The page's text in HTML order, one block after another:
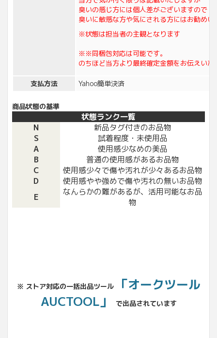
臭いの感じ方には個人差がございますので
臭いに敏感な方や気にされる方にはお勧めい
※状態は担当者の主観となります
※※同梱包対応は可能です。
のちほど当方より最終確定金額をお伝えいた
支払方法 Yahoo簡単決済
商品状態の基準
状態ランク一覧
N
新品タグ付きのお品物
S
試着程度・未使用品
A
使用感少なめの美品
B
普通の使用感があるお品物
C
使用感少々で傷や汚れが少々あるお品物
D
使用感やや強めで傷や汚れの無いお品物
E
なんらかの難があるが、活用可能なお品
物
※ ストア対応の一括出品ツール
「オークツール
AUCTOOL」
で出品されています